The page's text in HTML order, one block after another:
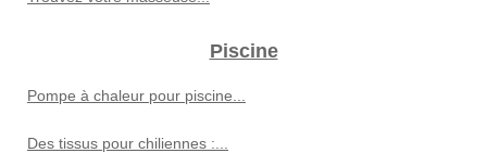
Piscine
Pompe à chaleur pour piscine...
Des tissus pour chiliennes :...